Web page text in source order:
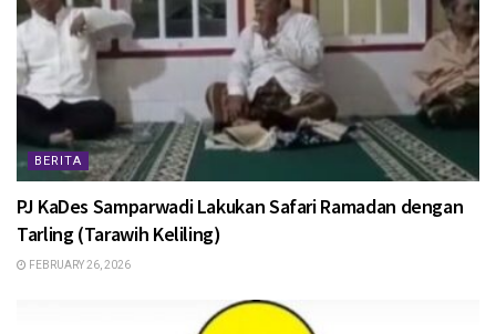
BERITA
PJ KaDes Samparwadi Lakukan Safari Ramadan dengan
Tarling (Tarawih Keliling)
FEBRUARY 26, 2026